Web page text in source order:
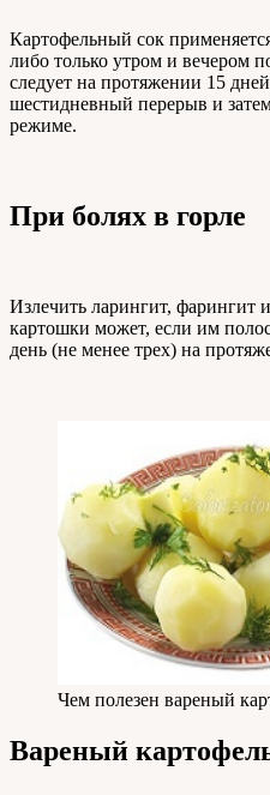
Картофельный сок
либо только утром и вечером
следует на протяжении 15
шестидневный перерыв и
режиме.
При болях в горле
Излечить ларингит, фарингит
картошки может, если им
день (не менее трех) на
Чем полезен вареный
Вареный